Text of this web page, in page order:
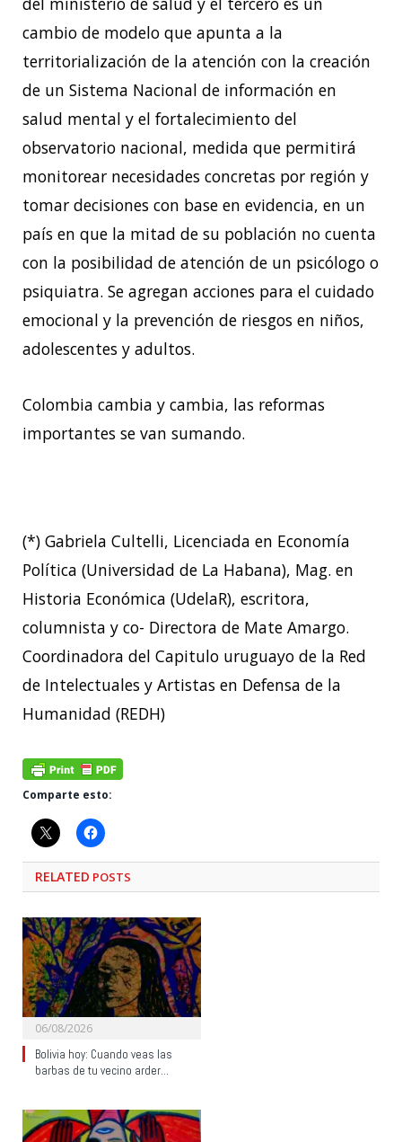
cambio de modelo que apunta a la
territorialización de la atención con la creación
de un Sistema Nacional de información en
salud mental y el fortalecimiento del
observatorio nacional, medida que permitirá
monitorear necesidades concretas por región y
tomar decisiones con base en evidencia, en un
país en que la mitad de su población no cuenta
con la posibilidad de atención de un psicólogo o
psiquiatra. Se agregan acciones para el cuidado
emocional y la prevención de riesgos en niños,
adolescentes y adultos.
Colombia cambia y cambia, las reformas
importantes se van sumando.
(*) Gabriela Cultelli, Licenciada en Economía
Política (Universidad de La Habana), Mag. en
Historia Económica (UdelaR), escritora,
columnista y co- Directora de Mate Amargo.
Coordinadora del Capitulo uruguayo de la Red
de Intelectuales y Artistas en Defensa de la
Humanidad (REDH)
Comparte esto:
RELATED POSTS
06/08/2026
Bolivia hoy: Cuando veas las
barbas de tu vecino arder…